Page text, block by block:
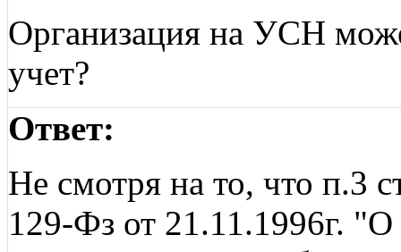
Организация на УСН
учет?
Ответ:
Не смотря на то, что п.3
129-Фз от 21.11.1996г. "О